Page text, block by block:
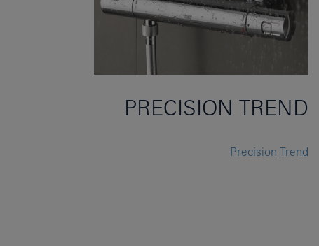
PRECISION TREND
Precision Trend